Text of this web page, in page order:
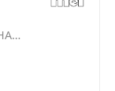
具優秀的溝
作，具強烈
THE INTERNATIONAL MARKETING EXCHANGE LIMITED